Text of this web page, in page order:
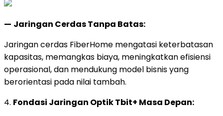
— Jaringan Cerdas Tanpa Batas:
Jaringan cerdas FiberHome mengatasi keterbatasan
kapasitas, memangkas biaya, meningkatkan efisiensi
operasional, dan mendukung model bisnis yang
berorientasi pada nilai tambah.
4. Fondasi Jaringan Optik Tbit+ Masa Depan: